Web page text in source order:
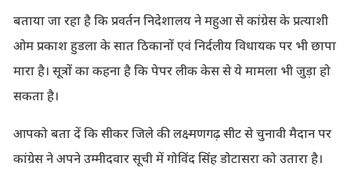
बताया जा रहा है कि प्रवर्तन निदेशालय ने महुआ से कांग्रेस के प्रत्याशी
ओम प्रकाश हुडला के सात ठिकानों एवं निर्दलीय विधायक पर भी छापा
मारा है। सूत्रों का कहना है कि पेपर लीक केस से ये मामला भी जुड़ा हो
सकता है।
आपको बता दें कि सीकर जिले की लक्ष्मणगढ़ सीट से चुनावी मैदान पर
कांग्रेस ने अपने उम्मीदवार सूची में गोविंद सिंह डोटासरा को उतारा है।